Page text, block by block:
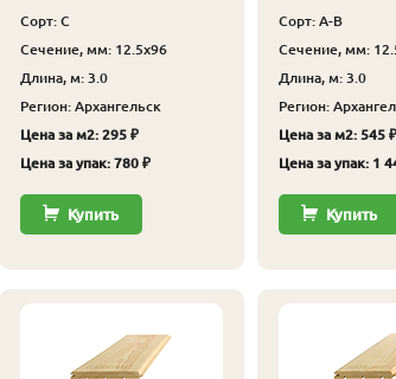
Сорт: С
Сечение, мм: 12.5x96
Длина, м: 3.0
Регион: Архангельск
Цена за м2: 295 ₽
Цена за упак: 780 ₽
Купить
Сорт: А-В
Сечение, мм:
Длина, м: 3.0
Регион:
Цена за м2: 545 ₽
Цена за упак: 1
Купить